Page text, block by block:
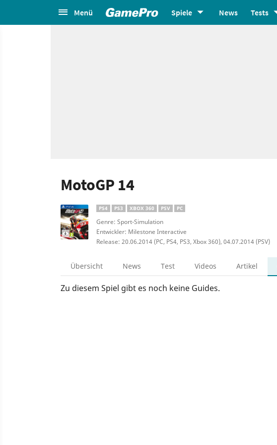
Menü Spiele News Tests
MotoGP 14
PS4 PS3 XBOX 360 PSV PC
Genre: Sport-Simulation
Entwickler: Milestone Interactive
Release: 20.06.2014 (PC, PS4, PS3, Xbox 360), 04.07.2014 (PSV)
Übersicht News Test Videos Artikel
Zu diesem Spiel gibt es noch keine Guides.